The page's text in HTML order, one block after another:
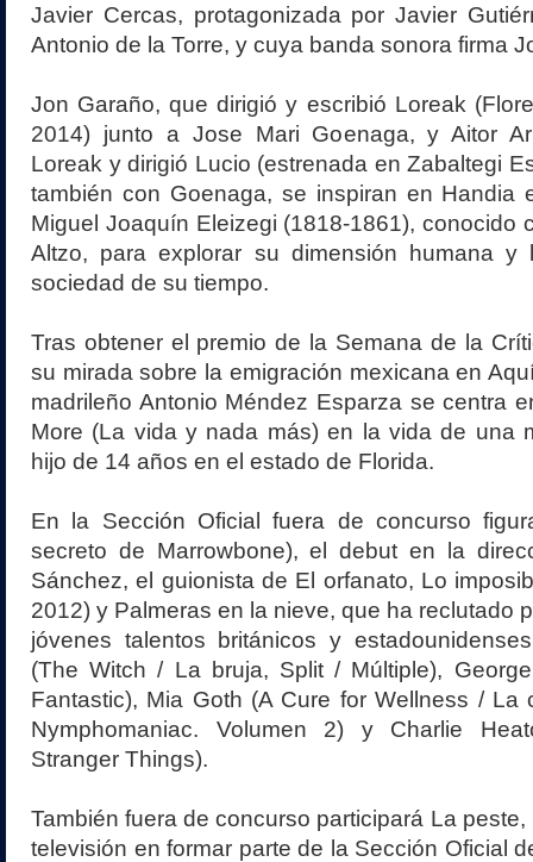
Javier Cercas, protagonizada por Javier
Antonio de la Torre, y cuya banda sonora firma
Jon Garaño, que dirigió y escribió Loreak
2014) junto a Jose Mari Goenaga, y Aitor
Loreak y dirigió Lucio (estrenada en Zabaltegi
también con Goenaga, se inspiran en Handia
Miguel Joaquín Eleizegi (1818-1861), conocido
Altzo, para explorar su dimensión humana y
sociedad de su tiempo.
Tras obtener el premio de la Semana de la
su mirada sobre la emigración mexicana en
madrileño Antonio Méndez Esparza se centra
More (La vida y nada más) en la vida de una
hijo de 14 años en el estado de Florida.
En la Sección Oficial fuera de concurso
secreto de Marrowbone), el debut en la
Sánchez, el guionista de El orfanato, Lo
2012) y Palmeras en la nieve, que ha reclutado
jóvenes talentos británicos y
(The Witch / La bruja, Split / Múltiple),
Fantastic), Mia Goth (A Cure for Wellness / La
Nymphomaniac. Volumen 2) y Charlie
Stranger Things).
También fuera de concurso participará La
televisión en formar parte de la Sección Oficial